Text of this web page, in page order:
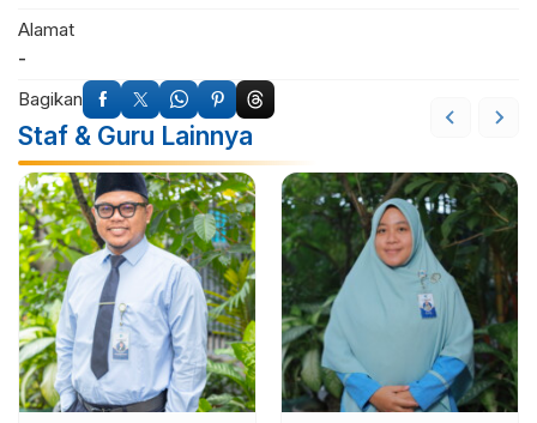
Alamat
-
Bagikan
Staf & Guru Lainnya